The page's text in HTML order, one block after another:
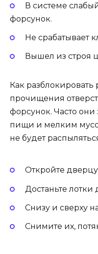
В системе
форсунок.
Не срабатывает
Вышел из строя
Как разблокировать
прочищения
форсунок. Часто они
пищи и мелким
не будет
Откройте
Достаньте лотки
Снизу и сверху
Снимите их,